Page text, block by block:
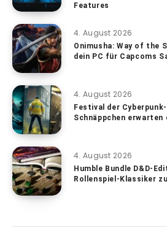
Features
4. August 2026
Onimusha: Way of the
dein PC für Capcoms
4. August 2026
Festival der
Schnäppchen erwarten
4. August 2026
Humble Bundle D&D-
Rollenspiel-Klassiker